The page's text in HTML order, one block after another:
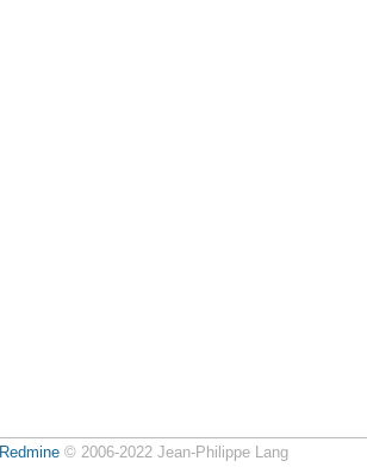
Redmine© 2006-2022 Jean-Philippe Lang